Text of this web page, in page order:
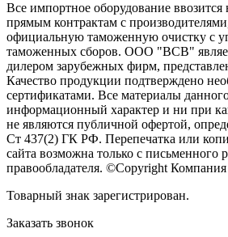
Все импортное оборудование
прямым контрактам с
официальную таможенную очистку с
таможенных сборов. ООО "ВСВ"
дилером зарубежных фирм,
Качество продукции подтверждено
сертификатами. Все материалы
информационный характер и ни при
не являются публичной офертой,
Ст 437(2) ГК РФ. Перепечатка или
сайта возможна только с письменного
правообладателя. ©Copyright
Товарный знак зарегистрирован.
Заказать звонок